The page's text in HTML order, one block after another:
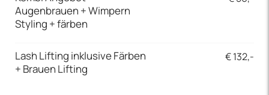
Augenbrauen + Wimpern
Styling + färben
Lash Lifting inklusive Färben
+ Brauen Lifting
€ 132,-